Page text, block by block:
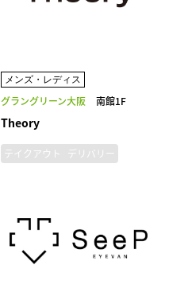
メンズ・レディス
グラングリーン大阪 南館1F
Theory
テイクアウト デリバリー